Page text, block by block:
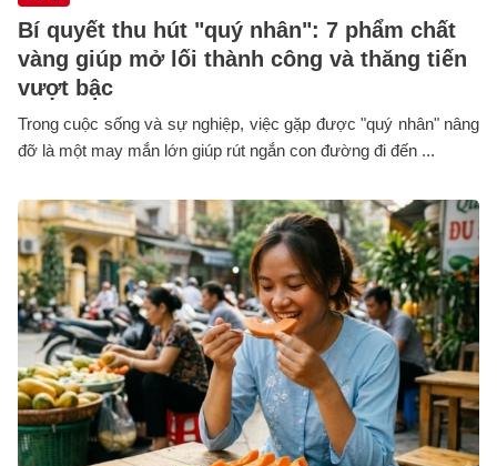
Bí quyết thu hút "quý nhân": 7 phẩm chất
vàng giúp mở lối thành công và thăng tiến
vượt bậc
Trong cuộc sống và sự nghiệp, việc gặp được "quý nhân" nâng
đỡ là một may mắn lớn giúp rút ngắn con đường đi đến ...